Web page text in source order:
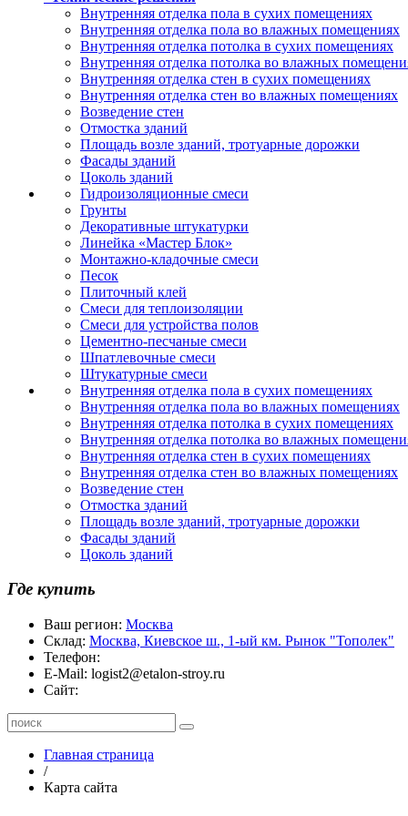
Внутренняя отделка пола в сухих помещениях
Внутренняя отделка пола во влажных помещениях
Внутренняя отделка потолка в сухих помещениях
Внутренняя отделка потолка во влажных
Внутренняя отделка стен в сухих помещениях
Внутренняя отделка стен во влажных помещениях
Возведение стен
Отмостка зданий
Площадь возле зданий, тротуарные дорожки
Фасады зданий
Цоколь зданий
Гидроизоляционные смеси
Грунты
Декоративные штукатурки
Линейка «Мастер Блок»
Монтажно-кладочные смеси
Песок
Плиточный клей
Смеси для теплоизоляции
Смеси для устройства полов
Цементно-песчаные смеси
Шпатлевочные смеси
Штукатурные смеси
Внутренняя отделка пола в сухих помещениях
Внутренняя отделка пола во влажных помещениях
Внутренняя отделка потолка в сухих помещениях
Внутренняя отделка потолка во влажных
Внутренняя отделка стен в сухих помещениях
Внутренняя отделка стен во влажных помещениях
Возведение стен
Отмостка зданий
Площадь возле зданий, тротуарные дорожки
Фасады зданий
Цоколь зданий
Где купить
Ваш регион: Москва
Склад: Москва, Киевское ш., 1-ый км. Рынок "Тополек"
Телефон:
E-Mail: logist2@etalon-stroy.ru
Сайт:
Главная страница
/
Карта сайта